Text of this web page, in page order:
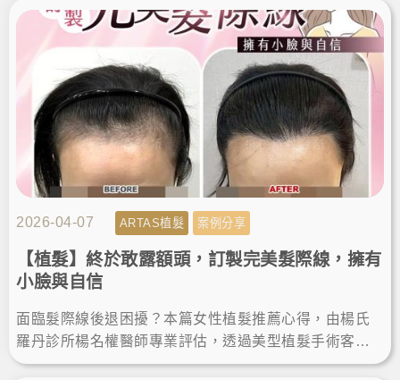
信。
2026-04-07 ARTAS植髮 案例分享
【植髮】終於敢露額頭，訂製完美髮際線，擁有
小臉與自信
面臨髮際線後退困擾？本篇女性植髮推薦心得，由楊氏
羅丹診所楊名權醫師專業評估，透過美型植髮手術客製
化設計髮際線，順利改善高額頭植髮需求。術後找回自